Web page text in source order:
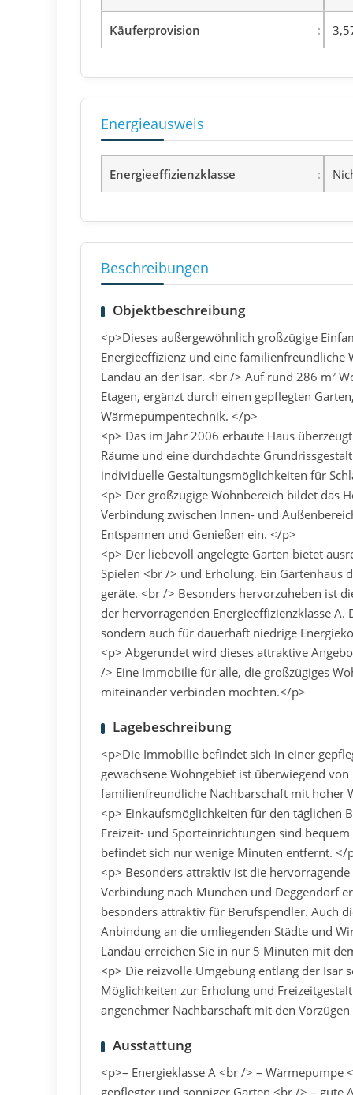
Käuferprovision
Energieausweis
Energieeffizienzklasse
Beschreibungen
Objektbeschreibung
<p>Dieses außergewöhnlich großzügige
Energieeffizienz und eine
Landau an der Isar. <br /> Auf rund 286 m²
Etagen, ergänzt durch einen gepflegten
Wärmepumpentechnik. </p>
<p> Das im Jahr 2006 erbaute Haus
Räume und eine durchdachte
individuelle Gestaltungsmöglichkeiten für
<p> Der großzügige Wohnbereich bildet das
Verbindung zwischen Innen- und
Entspannen und Genießen ein. </p>
<p> Der liebevoll angelegte Garten bietet
Spielen <br /> und Erholung. Ein Gartenhaus
geräte. <br /> Besonders hervorzuheben ist
der hervorragenden Energieeffizienzklasse
sondern auch für dauerhaft niedrige
<p> Abgerundet wird dieses attraktive
/> Eine Immobilie für alle, die großzügiges
miteinander verbinden möchten.</p>
Lagebeschreibung
<p>Die Immobilie befindet sich in einer
gewachsene Wohngebiet ist überwiegend
familienfreundliche Nachbarschaft mit hoher
<p> Einkaufsmöglichkeiten für den täglichen
Freizeit- und Sporteinrichtungen sind
befindet sich nur wenige Minuten entfernt. </
<p> Besonders attraktiv ist die
Verbindung nach München und Deggendorf
besonders attraktiv für Berufspendler. Auch
Anbindung an die umliegenden Städte und
Landau erreichen Sie in nur 5 Minuten mit
<p> Die reizvolle Umgebung entlang der Isar
Möglichkeiten zur Erholung und
angenehmer Nachbarschaft mit den
Ausstattung
<p>– Energieklasse A <br /> –